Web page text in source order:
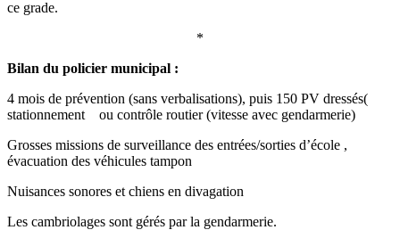
ce grade.
*
Bilan du policier municipal :
4 mois de prévention (sans verbalisations), puis 150 PV dressés(
stationnement ou contrôle routier (vitesse avec gendarmerie)
Grosses missions de surveillance des entrées/sorties d’école ,
évacuation des véhicules tampon
Nuisances sonores et chiens en divagation
Les cambriolages sont gérés par la gendarmerie.